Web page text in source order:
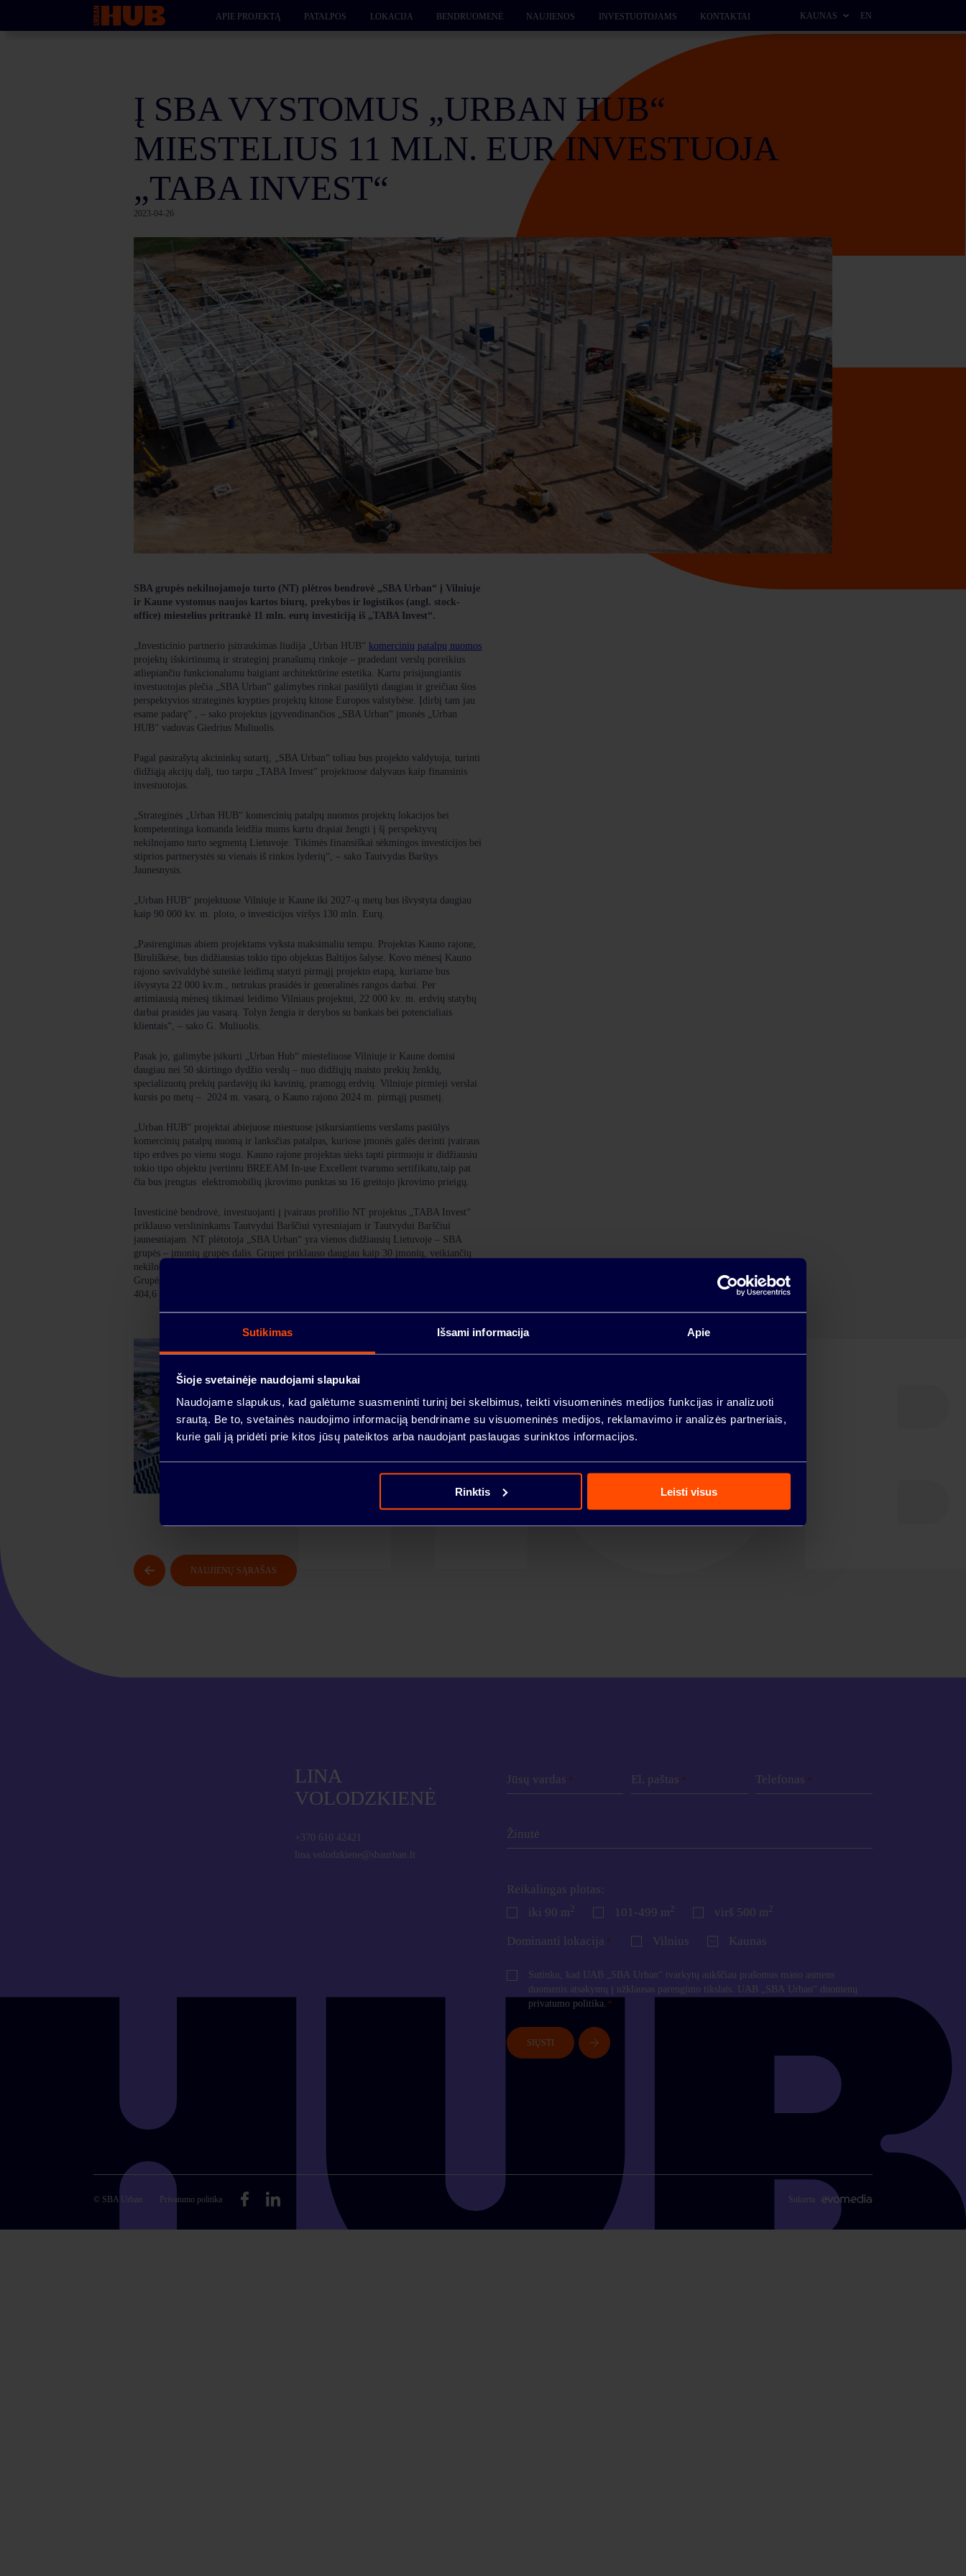
Sutikimas Išsami informacija Apie
Šioje svetainėje naudojami slapukai
Naudojame slapukus, kad galėtume suasmeninti turinį bei skelbimus, teikti visuomeninės medijos funkcijas ir analizuoti
srautą. Be to, svetainės naudojimo informaciją bendriname su visuomeninės medijos, reklamavimo ir analizės partneriais,
kurie gali ją pridėti prie kitos jūsų pateiktos arba naudojant paslaugas surinktos informacijos.
Rinktis Leisti visus
APIE PROJEKTĄ PATALPOS LOKACIJA BENDRUOMENĖ NAUJIENOS INVESTUOTOJAMS KONTAKTAI KAUNAS EN
VILNIUS
KAUNAS
Į SBA VYSTOMUS „URBAN HUB“
MIESTELIUS 11 MLN. EUR INVESTUOJA
„TABA INVEST“
2023-04-26
SBA grupės nekilnojamojo turto (NT) plėtros bendrovė „SBA Urban“ į Vilniuje
ir Kaune vystomus naujos kartos biurų, prekybos ir logistikos (angl. stock-
office) miestelius pritraukė 11 mln. eurų investiciją iš „TABA Invest“.
„Investicinio partnerio įsitraukimas liudija „Urban HUB“ komercinių patalpų nuomos
projektų išskirtinumą ir strateginį pranašumą rinkoje – pradedant verslų poreikius
atliepiančiu funkcionalumu baigiant architektūrine estetika. Kartu prisijungiantis
investuotojas plečia „SBA Urban“ galimybes rinkai pasiūlyti daugiau ir greičiau šios
perspektyvios strateginės krypties projektų kitose Europos valstybėse. Įdirbį tam jau
esame padarę“ , – sako projektus įgyvendinančios „SBA Urban“ įmonės „Urban
HUB“ vadovas Giedrius Muliuolis.
Pagal pasirašytą akcininkų sutartį, „SBA Urban“ toliau bus projekto valdytoja, turinti
didžiąją akcijų dalį, tuo tarpu „TABA Invest“ projektuose dalyvaus kaip finansinis
investuotojas.
„Strateginės „Urban HUB“ komercinių patalpų nuomos projektų lokacijos bei
kompetentinga komanda leidžia mums kartu drąsiai žengti į šį perspektyvų
nekilnojamo turto segmentą Lietuvoje. Tikimės finansiškai sėkmingos investicijos bei
stiprios partnerystės su vienais iš rinkos lyderių“, – sako Tautvydas Barštys
Jaunesnysis.
„Urban HUB“ projektuose Vilniuje ir Kaune iki 2027-ų metų bus išvystyta daugiau
kaip 90 000 kv. m. ploto, o investicijos viršys 130 mln. Eurų.
„Pasirengimas abiem projektams vyksta maksimaliu tempu. Projektas Kauno rajone,
Biruliškėse, bus didžiausias tokio tipo objektas Baltijos šalyse. Kovo mėnesį Kauno
rajono savivaldybė suteikė leidimą statyti pirmąjį projekto etapą, kuriame bus
išvystyta 22 000 kv.m., netrukus prasidės ir generalinės rangos darbai. Per
artimiausią mėnesį tikimasi leidimo Vilniaus projektui, 22 000 kv. m. erdvių statybų
darbai prasidės jau vasarą. Tolyn žengia ir derybos su bankais bei potencialiais
klientais“, – sako G. Muliuolis.
Pasak jo, galimybe įsikurti „Urban Hub“ miesteliuose Vilniuje ir Kaune domisi
daugiau nei 50 skirtingo dydžio verslų – nuo didžiųjų maisto prekių ženklų,
specializuotų prekių pardavėjų iki kavinių, pramogų erdvių. Vilniuje pirmieji verslai
kursis po metų – 2024 m. vasarą, o Kauno rajono 2024 m. pirmąjį pusmetį.
„Urban HUB“ projektai abiejuose miestuose įsikursiantiems verslams pasiūlys
komercinių patalpų nuomą ir lanksčias patalpas, kuriose įmonės galės derinti įvairaus
tipo erdves po vienu stogu. Kauno rajone projektas sieks tapti pirmuoju ir didžiausiu
tokio tipo objektu įvertintu BREEAM In-use Excellent tvarumo sertifikatu,taip pat
čia bus įrengtas elektromobilių įkrovimo punktas su 16 greitojo įkrovimo prieigų.
Investicinė bendrovė, investuojanti į įvairaus profilio NT projektus „TABA Invest“
priklauso verslininkams Tautvydui Barščiui vyresniajam ir Tautvydui Barščiui
jaunesniajam. NT plėtotoja „SBA Urban“ yra vienos didžiausių Lietuvoje – SBA
grupės – įmonių grupės dalis. Grupei priklauso daugiau kaip 30 įmonių, veikiančių
nekilnojamojo turto, baldų gamybos, tekstilės gamybos ir investicijų valdymo srityse.
Grupės įmonėse dirba apie 4 000 žmonių. Konsoliduoti pardavimai 2021 m. siekė
404,6 mln. eurų.
NAUJIENŲ SĄRAŠAS
LINA
VOLODZKIENĖ
+370 610 42421
lina.volodzkiene@sbaurban.lt
Jūsų vardas * El. paštas * Telefonas *
Žinutė
Reikalingas plotas:
iki 90 m 2 101-499 m 2 virš 500 m 2
Dominanti lokacija * Vilnius Kaunas
Consent *
Sutinku, kad UAB „SBA Urban“ tvarkytų aukščiau prašomus mano asmens
duomenis atsakymų į užklausas parengimo tikslais. UAB „SBA Urban“ duomenų
privatumo politika. *
SIŲSTI
© SBA Urban Privatumo politika Sukurta
APIE PROJEKTĄ
PATALPOS
LOKACIJA
BENDRUOMENĖ
NAUJIENOS